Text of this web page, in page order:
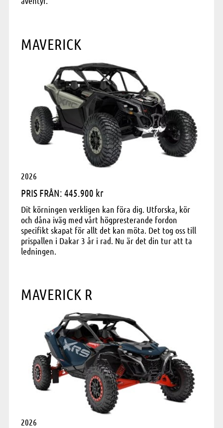
MAVERICK
2026
PRIS FRÅN: 445.900 kr
Dit körningen verkligen kan föra dig. Utforska, kör
och dåna iväg med vårt högpresterande fordon
specifikt skapat för allt det kan möta. Det tog oss till
prispallen i Dakar 3 år i rad. Nu är det din tur att ta
ledningen.
MAVERICK R
2026